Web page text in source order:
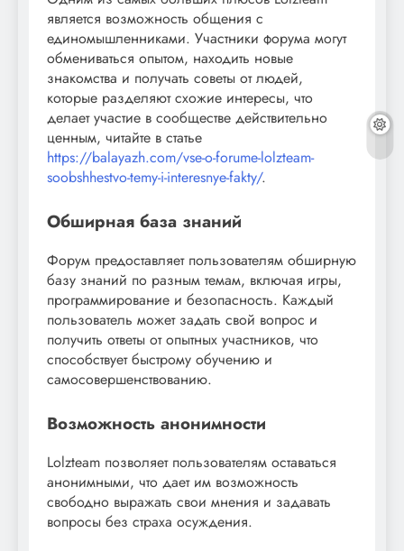
является возможность общения с
единомышленниками. Участники форума могут
обмениваться опытом, находить новые
знакомства и получать советы от людей,
которые разделяют схожие интересы, что
делает участие в сообществе действительно
ценным, читайте в статье
https://balayazh.com/vse-o-forume-lolzteam-
soobshhestvo-temy-i-interesnye-fakty/.
Обширная база знаний
Форум предоставляет пользователям обширную
базу знаний по разным темам, включая игры,
программирование и безопасность. Каждый
пользователь может задать свой вопрос и
получить ответы от опытных участников, что
способствует быстрому обучению и
самосовершенствованию.
Возможность анонимности
Lolzteam позволяет пользователям оставаться
анонимными, что дает им возможность
свободно выражать свои мнения и задавать
вопросы без страха осуждения.